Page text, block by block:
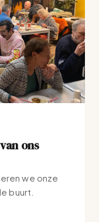
ons
we onze
buurt.